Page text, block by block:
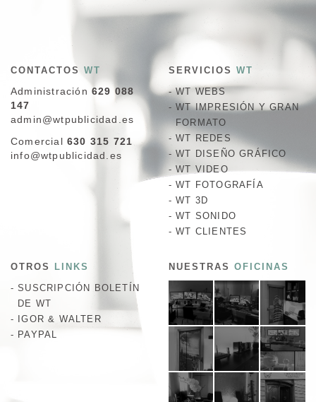
CONTACTOS WT
Administración 629 088
147
admin@wtpublicidad.es
Comercial 630 315 721
info@wtpublicidad.es
SERVICIOS WT
WT WEBS
WT IMPRESIÓN Y GRAN
FORMATO
WT REDES
WT DISEÑO GRÁFICO
WT VIDEO
WT FOTOGRAFÍA
WT 3D
WT SONIDO
WT CLIENTES
OTROS
LINKS
SUSCRIPCIÓN BOLETÍN
DE WT
IGOR & WALTER
PAYPAL
NUESTRAS OFICINAS